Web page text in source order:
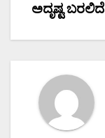
ಅದೃಷ್ಟ ಬರಲಿದೆ